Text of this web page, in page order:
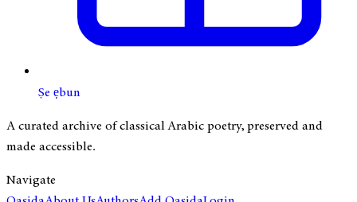
Ṣe ẹbun
A curated archive of classical Arabic poetry, preserved and
made accessible.
Navigate